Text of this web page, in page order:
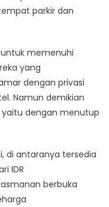
parkir dan
memenuhi
yang
dengan privasi
Namun demikian
yaitu dengan menutup
di antaranya tersedia
IDR
berbuka